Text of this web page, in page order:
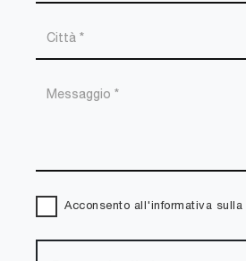
Acconsento all'informativa sulla